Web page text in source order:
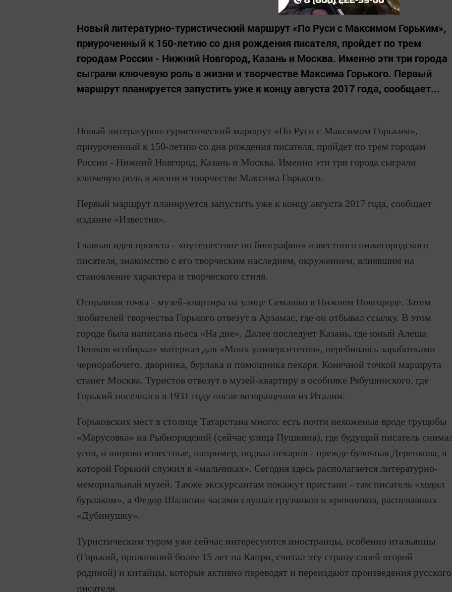
Новый литературно-туристический маршрут «По Руси с Максимом Горьким»,
приуроченный к 150-летию со дня рождения писателя, пройдет по трем
городам России - Нижний Новгород, Казань и Москва. Именно эти три города
сыграли ключевую роль в жизни и творчестве Максима Горького. Первый
маршрут планируется запустить уже к концу августа 2017 года, сообщает...
Новый литературно-туристический маршрут «По Руси с Максимом Горьким»,
приуроченный к 150-летию со дня рождения писателя, пройдет по трем городам
России - Нижний Новгород, Казань и Москва. Именно эти три города сыграли
ключевую роль в жизни и творчестве Максима Горького.
Первый маршрут планируется запустить уже к концу августа 2017 года, сообщает
издание «Известия».
Главная идея проекта - «путешествие по биографии» известного нижегородского
писателя, знакомство с его творческим наследием, окружением, влиявшим на
становление характера и творческого стиля.
Отправная точка - музей-квартира на улице Семашко в Нижнем Новгороде. Затем
любителей творчества Горького отвезут в Арзамас, где он отбывал ссылку. В этом
городе была написана пьеса «На дне». Далее последует Казань, где юный Алеша
Пешков «собирал» материал для «Моих университетов», перебиваясь заработками
чернорабочего, дворника, бурлака и помощника пекаря. Конечной точкой маршрута
станет Москва. Туристов отвезут в музей-квартиру в особняке Рябушинского, где
Горький поселился в 1931 году после возвращения из Италии.
Горьковских мест в столице Татарстана много: есть почти нехоженые вроде трущобы
«Марусовка» на Рыбнорядской (сейчас улица Пушкина), где будущий писатель
угол, и широко известные, например, подвал пекарня - прежде булочная Деренкова, в
которой Горький служил в «мальчиках». Сегодня здесь располагается литературно-
мемориальный музей. Также экскурсантам покажут пристани - там писатель «ходил
бурлаком», а Федор Шаляпин часами слушал грузчиков и крючников, распевавших
«Дубинушку».
Туристическим туром уже сейчас интересуются иностранцы, особенно итальянцы
(Горький, проживший более 15 лет на Капри, считал эту страну своей второй
родиной) и китайцы, которые активно переводят и переиздают произведения русского
писателя.